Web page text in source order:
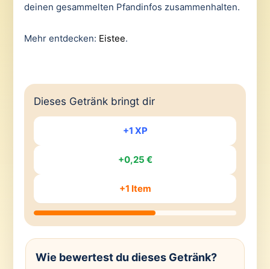
deinen gesammelten Pfandinfos zusammenhalten.
Mehr entdecken: Eistee.
Dieses Getränk bringt dir
+1 XP
+0,25 €
+1 Item
Wie bewertest du dieses Getränk?